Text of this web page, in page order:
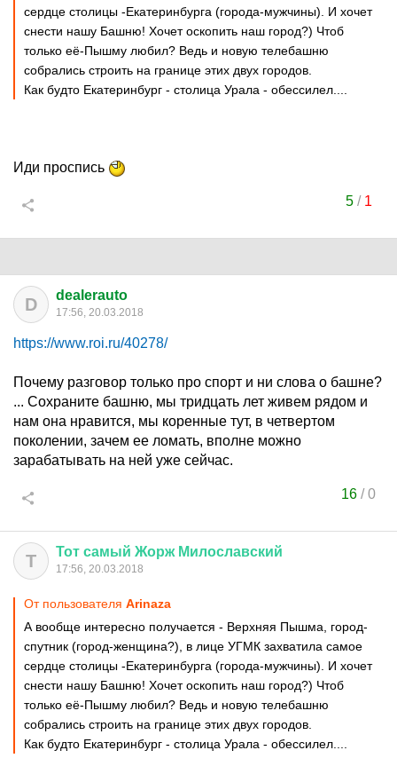
сердце столицы -Екатеринбурга (города-мужчины). И хочет
снести нашу Башню! Хочет оскопить наш город?) Чтоб
только её-Пышму любил? Ведь и новую телебашню
собрались строить на границе этих двух городов.
Как будто Екатеринбург - столица Урала - обессилел....
Иди проспись
5/ 1
D dealerauto
17:56, 20.03.2018
https://www.roi.ru/40278/
Почему разговор только про спорт и ни слова о башне?
... Сохраните башню, мы тридцать лет живем рядом и
нам она нравится, мы коренные тут, в четвертом
поколении, зачем ее ломать, вполне можно
зарабатывать на ней уже сейчас.
16 /0
Т Тот самый Жорж Милославский
17:56, 20.03.2018
От пользователя Arinaza
А вообще интересно получается - Верхняя Пышма, город-
спутник (город-женщина?), в лице УГМК захватила самое
сердце столицы -Екатеринбурга (города-мужчины). И хочет
снести нашу Башню! Хочет оскопить наш город?) Чтоб
только её-Пышму любил? Ведь и новую телебашню
собрались строить на границе этих двух городов.
Как будто Екатеринбург - столица Урала - обессилел....